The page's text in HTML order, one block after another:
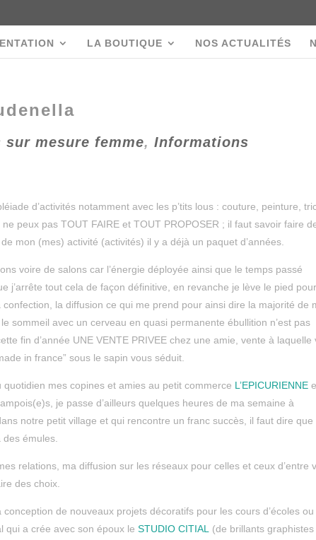
LA BOUTIQUE NOS ACTUALITÉS
sur mesure femme,Informations
d’activités notamment avec les p’tits lous : couture, peinture,
peux pas TOUT FAIRE et TOUT PROPOSER ; il faut savoir faire
mon (mes) activité (activités) il y a déjà un paquet d’années.
voire de salons car l’énergie déployée ainsi que le temps passé
j’arrête tout cela de façon définitive, en revanche je lève le pied
la diffusion ce qui me prend pour ainsi dire la majorité de
sommeil avec un cerveau en quasi permanente ébullition n’est pas
fin d’année UNE VENTE PRIVEE chez une amie, vente à laquelle
in france” sous le sapin vous séduit.
mes copines et amies au petit commerce L’EPICURIENNE
je passe d’ailleurs quelques heures de ma semaine à
notre petit village et qui rencontre un franc succès, il faut dire que
émules.
relations, ma diffusion sur les réseaux pour celles et ceux d’entre
des choix.
de nouveaux projets décoratifs pour les cours d’écoles ou
qui a crée avec son époux leSTUDIO CITIAL
(de brillants